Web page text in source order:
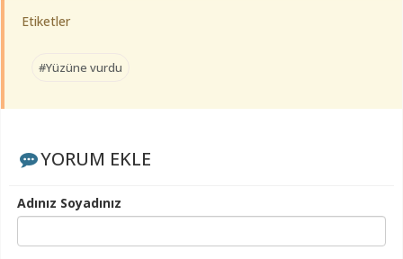
Etiketler
#Yüzüne vurdu
YORUM EKLE
Adınız Soyadınız